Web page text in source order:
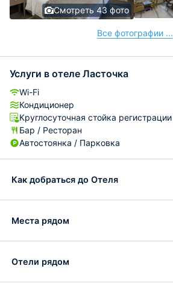
Смотреть 43 фото
Все фотографии ...
Услуги в отеле Ласточка
Wi-Fi
Кондиционер
Круглосуточная стойка регистрации
Бар / Ресторан
Автостоянка / Парковка
Как добраться до Отеля
Места рядом
Отели рядом